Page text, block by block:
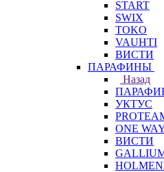
START
SWIX
TOKO
VAUHTI
ВИСТИ
ПАРАФИНЫ
Назад
УКТУС
ONE
ВИСТИ